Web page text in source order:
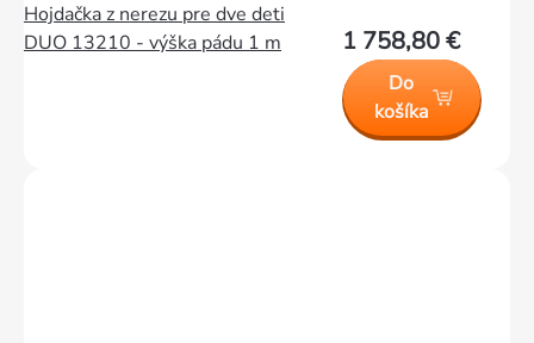
Hojdačka z nerezu pre dve deti
DUO 13210 - výška pádu 1 m
1 758,80 €
Do
košíka